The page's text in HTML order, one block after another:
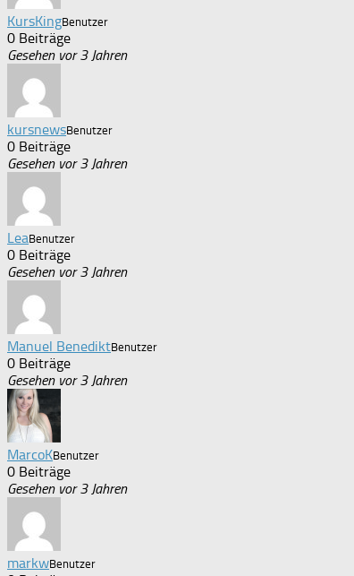
KursKingBenutzer
0 Beiträge
Gesehen vor 3 Jahren
kursnewsBenutzer
0 Beiträge
Gesehen vor 3 Jahren
LeaBenutzer
0 Beiträge
Gesehen vor 3 Jahren
Manuel BenediktBenutzer
0 Beiträge
Gesehen vor 3 Jahren
MarcoKBenutzer
0 Beiträge
Gesehen vor 3 Jahren
markwBenutzer